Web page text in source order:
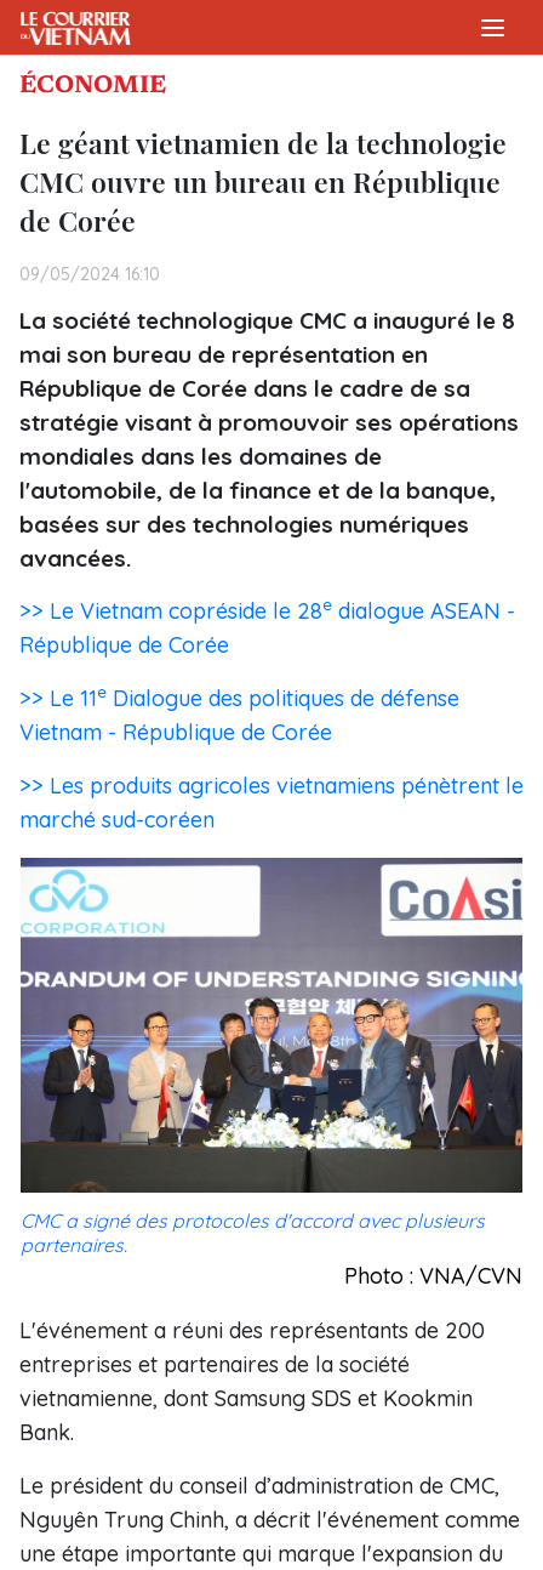
ÉCONOMIE
Le géant vietnamien de la technologie
CMC ouvre un bureau en République
de Corée
09/05/2024 16:10
La société technologique CMC a inauguré le 8
mai son bureau de représentation en
République de Corée dans le cadre de sa
stratégie visant à promouvoir ses opérations
mondiales dans les domaines de
l'automobile, de la finance et de la banque,
basées sur des technologies numériques
avancées.
>> Le Vietnam copréside le 28e dialogue ASEAN -
République de Corée
>> Le 11e Dialogue des politiques de défense
Vietnam - République de Corée
>> Les produits agricoles vietnamiens pénètrent le
marché sud-coréen
CMC a signé des protocoles d'accord avec plusieurs
partenaires.
Photo : VNA/CVN
L'événement a réuni des représentants de 200
entreprises et partenaires de la société
vietnamienne, dont Samsung SDS et Kookmin
Bank.
Le président du conseil d’administration de CMC,
Nguyên Trung Chinh, a décrit l'événement comme
une étape importante qui marque l'expansion du